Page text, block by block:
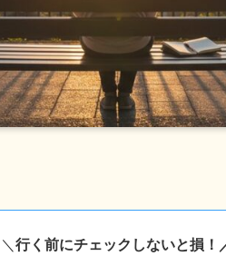
＼ 行く前にチェックしないと損！